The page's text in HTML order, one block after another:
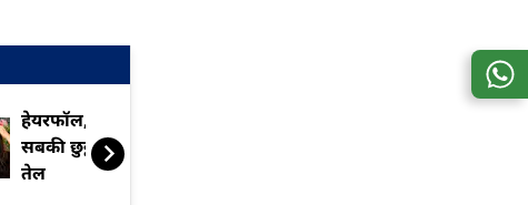
हेयरफॉल, गंजापन और सफेद बाल
सबकी छुट्टी, घर में बनाएं प्याज का
तेल